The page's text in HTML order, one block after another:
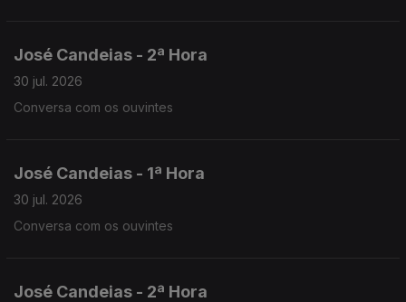
José Candeias - 2ª Hora
30 jul. 2026
Conversa com os ouvintes
José Candeias - 1ª Hora
30 jul. 2026
Conversa com os ouvintes
José Candeias - 2ª Hora